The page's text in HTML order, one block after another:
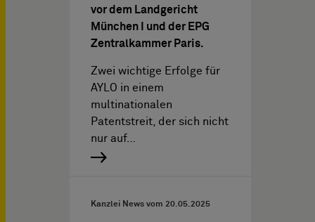
vor dem Landgericht
München I und der EPG
Zentralkammer Paris.
Zwei wichtige Erfolge für
AYLO in einem
multinationalen
Patentstreit, der sich nicht
nur auf…
Kanzlei News vom 20.05.2025